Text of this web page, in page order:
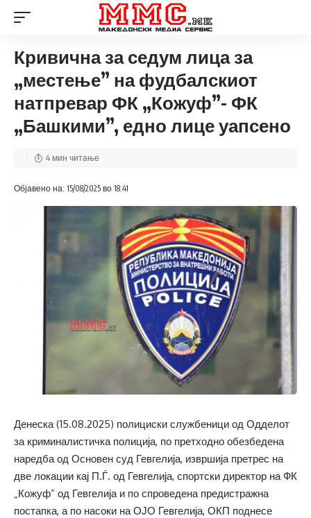
Кривична за седум лица за
„местење” на фудбалскиот
натпревар ФК „Кожуф”- ФК
„Башкими”, едно лице уапсено
Објавено на: 15/08/2025 во 18:41
4 мин читање
Денеска (15.08.2025) полициски службеници од Одделот
за криминалистичка полиција, по претходно обезбедена
наредба од Основен суд Гевгелија, извршија претрес на
две локации кај П.Ѓ. од Гевгелија, спортски директор на ФК
„Кожуф” од Гевгелија и по спроведена предистражна
постапка, а по насоки на ОЈО Гевгелија, ОКП поднесе